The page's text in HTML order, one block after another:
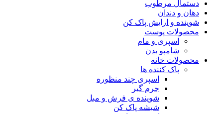
دستمال مرطوب
دهان و دندان
شوینده و ارایش پاک کن
محصولات پوست
اسپری و مام
شامپو بدن
محصولات خانه
پاک کننده ها
اسپری چند منظوره
جرم گیر
شوینده ی فرش و مبل
شیشه پاک کن